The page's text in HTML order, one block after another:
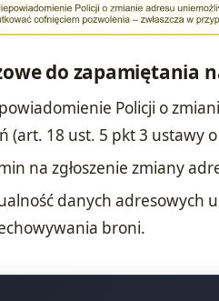
do zapamiętania
Policji o
(art. 18 ust. 5 pkt 3 ustawy
na zgłoszenie zmiany
danych adresowych
broni.